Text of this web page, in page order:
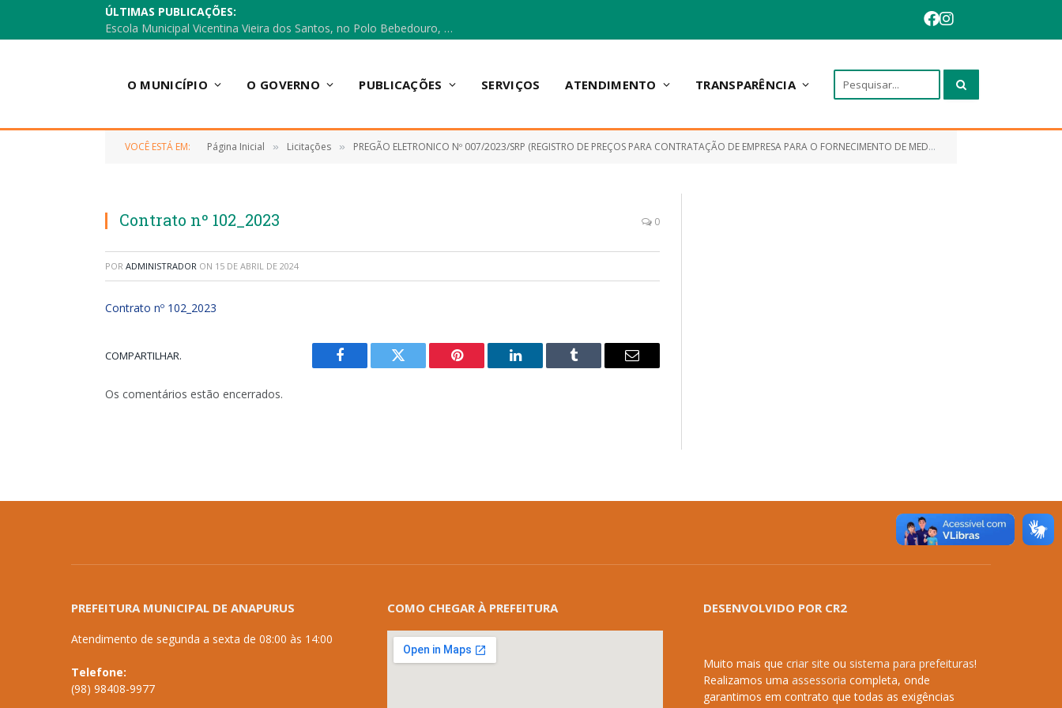
ÚLTIMAS PUBLICAÇÕES:
Escola Municipal Vicentina Vieira dos Santos, no Polo Bebedouro, recebeu materiais para a implantação do Cantinho da Leitura e da Sala Multidisciplinar.
O MUNICÍPIO O GOVERNO PUBLICAÇÕES SERVIÇOS ATENDIMENTO TRANSPARÊNCIA
VOCÊ ESTÁ EM: Página Inicial » Licitações » PREGÃO ELETRONICO Nº 007/2023/SRP (REGISTRO DE PREÇOS PARA CONTRATAÇÃO DE EMPRESA PARA O FORNECIMENTO DE MEDICAMENTOS)
Contrato nº 102_2023 0
POR ADMINISTRADOR ON 15 DE ABRIL DE 2024
Contrato nº 102_2023
COMPARTILHAR.
Facebook Twitter Pinterest LinkedIn Tumblr
E-
Os comentários estão encerrados.
PREFEITURA MUNICIPAL DE ANAPURUS
Atendimento de segunda a sexta de 08:00 às 14:00
Telefone:
(98) 98408-9977
COMO CHEGAR À PREFEITURA DESENVOLVIDO POR CR2
Muito mais que criar site ou sistema para prefeituras!
Realizamos uma assessoria completa, onde
garantimos em contrato que todas as exigências